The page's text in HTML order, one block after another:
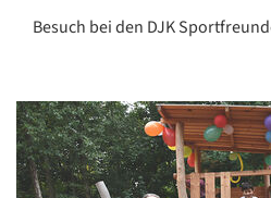
Besuch bei den DJK